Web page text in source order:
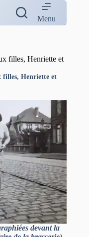
Menu
filles, Henriette et
filles, Henriette et
devant la